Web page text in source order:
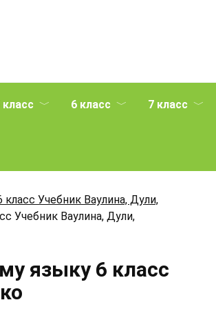
класс 6 класс 7 класс
Учебник Ваулина, Дули,
Учебник Ваулина, Дули,
языку 6 класс